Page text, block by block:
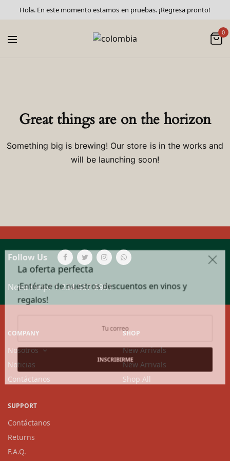
La oferta perfecta
¡Entérate de nuestros descuentos en vinos y
regalos!
INSCRIBIRME
Hola. En este momento estamos en pruebas. ¡Regresa pronto!
0
Great things are on the horizon
Something big is brewing! Our store is in the works and
will be launching soon!
Follow Us
Need Help?1-234-567-8901
COMPANY
Nosotros
Noticias
Contáctanos
SHOP
New Arrivals
New Arrivals
Shop All
SUPPORT
Contáctanos
Returns
F.A.Q.